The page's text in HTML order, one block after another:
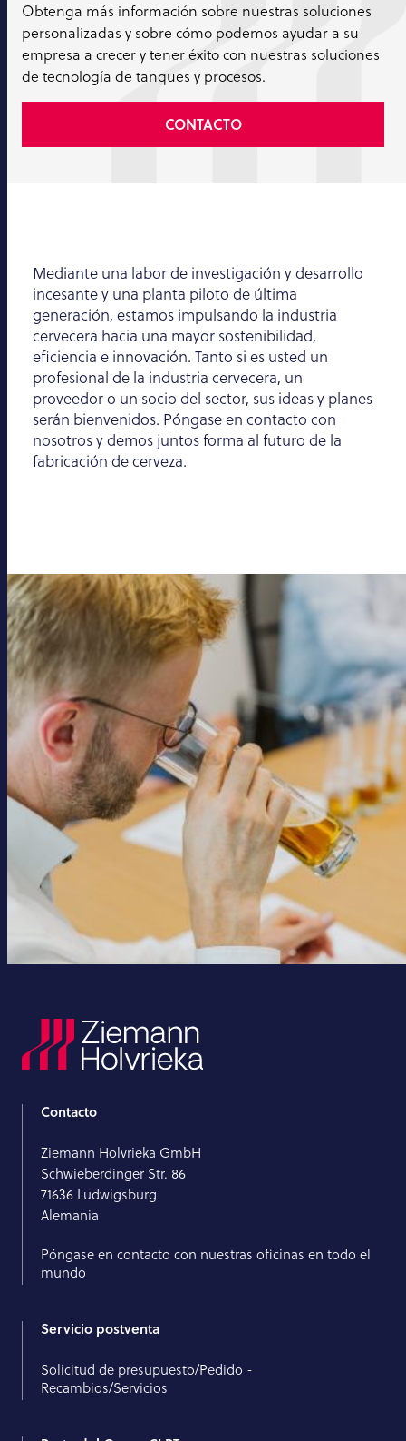
Obtenga más información sobre nuestras soluciones
personalizadas y sobre cómo podemos ayudar a su
empresa a crecer y tener éxito con nuestras soluciones
de tecnología de tanques y procesos.
CONTACTO
Mediante una labor de investigación y desarrollo
incesante y una planta piloto de última
generación, estamos impulsando la industria
cervecera hacia una mayor sostenibilidad,
eficiencia e innovación. Tanto si es usted un
profesional de la industria cervecera, un
proveedor o un socio del sector, sus ideas y planes
serán bienvenidos. Póngase en contacto con
nosotros y demos juntos forma al futuro de la
fabricación de cerveza.
Contacto
Ziemann Holvrieka GmbH
Schwieberdinger Str. 86
71636 Ludwigsburg
Alemania
Póngase en contacto con nuestras oficinas en todo el
mundo
Servicio postventa
Solicitud de presupuesto/Pedido -
Recambios/Servicios